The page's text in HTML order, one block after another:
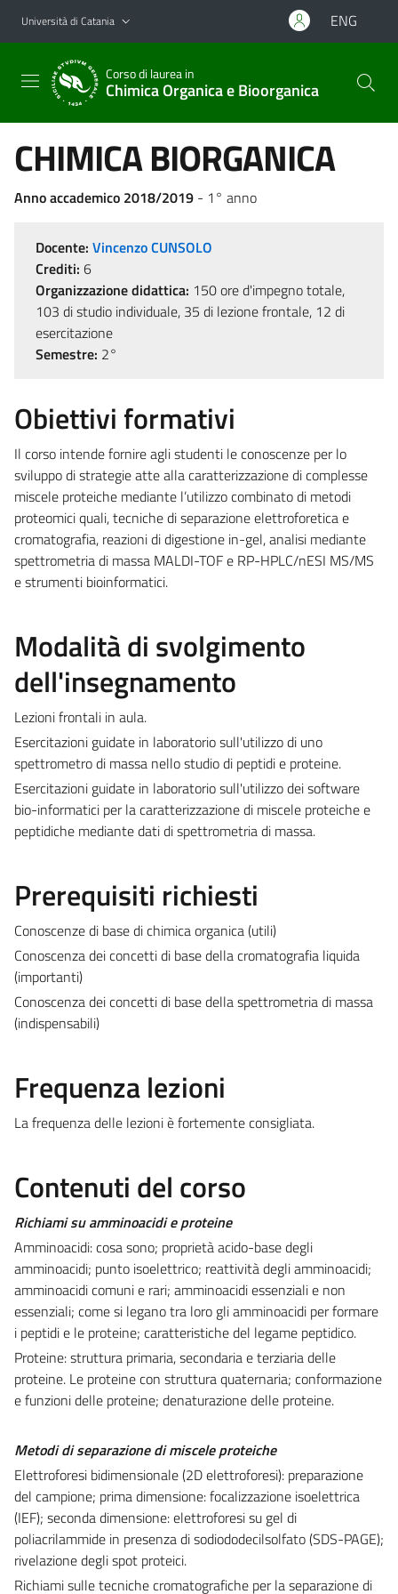
Vai al contenuto principale
Vai al menu di navigazione
Università di Catania ENG
Corso di laurea in
Chimica Organica e Bioorganica
CHIMICA BIORGANICA
Anno accademico 2018/2019 - 1° anno
Docente: Vincenzo CUNSOLO
Crediti: 6
Organizzazione didattica: 150 ore d'impegno totale,
103 di studio individuale, 35 di lezione frontale, 12 di
esercitazione
Semestre: 2°
Obiettivi formativi
Il corso intende fornire agli studenti le conoscenze per lo
sviluppo di strategie atte alla caratterizzazione di complesse
miscele proteiche mediante l’utilizzo combinato di metodi
proteomici quali, tecniche di separazione elettroforetica e
cromatografia, reazioni di digestione in-gel, analisi mediante
spettrometria di massa MALDI-TOF e RP-HPLC/nESI MS/MS
e strumenti bioinformatici.
Modalità di svolgimento
dell'insegnamento
Lezioni frontali in aula.
Esercitazioni guidate in laboratorio sull'utilizzo di uno
spettrometro di massa nello studio di peptidi e proteine.
Esercitazioni guidate in laboratorio sull'utilizzo dei software
bio-informatici per la caratterizzazione di miscele proteiche e
peptidiche mediante dati di spettrometria di massa.
Prerequisiti richiesti
Conoscenze di base di chimica organica (utili)
Conoscenza dei concetti di base della cromatografia liquida
(importanti)
Conoscenza dei concetti di base della spettrometria di massa
(indispensabili)
Frequenza lezioni
La frequenza delle lezioni è fortemente consigliata.
Contenuti del corso
Richiami su amminoacidi e proteine
Amminoacidi: cosa sono; proprietà acido-base degli
amminoacidi; punto isoelettrico; reattività degli amminoacidi;
amminoacidi comuni e rari; amminoacidi essenziali e non
essenziali; come si legano tra loro gli amminoacidi per formare
i peptidi e le proteine; caratteristiche del legame peptidico.
Proteine: struttura primaria, secondaria e terziaria delle
proteine. Le proteine con struttura quaternaria; conformazione
e funzioni delle proteine; denaturazione delle proteine.
Metodi di separazione di miscele proteiche
Elettroforesi bidimensionale (2D elettroforesi): preparazione
del campione; prima dimensione: focalizzazione isoelettrica
(IEF); seconda dimensione: elettroforesi su gel di
poliacrilammide in presenza di sodiododecilsolfato (SDS-PAGE);
rivelazione degli spot proteici.
Richiami sulle tecniche cromatografiche per la separazione di